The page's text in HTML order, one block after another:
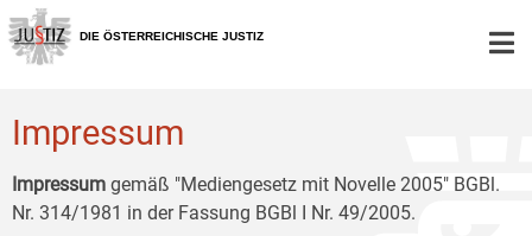
Zur
Hauptnavigation
[1]
Zum
Inhalt
[2]
Zum
Untermenü
[3]
DIE ÖSTERREICHISCHE JUSTIZ
Impressum
Impressum gemäß "Mediengesetz mit Novelle 2005" BGBl.
Nr. 314/1981 in der Fassung BGBl I Nr. 49/2005.